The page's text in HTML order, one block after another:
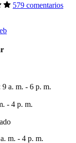
579 comentarios
a. m. - 6 p. m.
- 4 p. m.
m. - 4 p. m.